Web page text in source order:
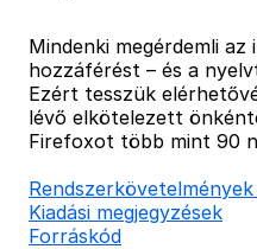
Mindenki megérdemli
hozzáférést – és a
Ezért tesszük
lévő elkötelezett
Firefoxot több mint 90
Kiadási megjegyzések
Forráskód